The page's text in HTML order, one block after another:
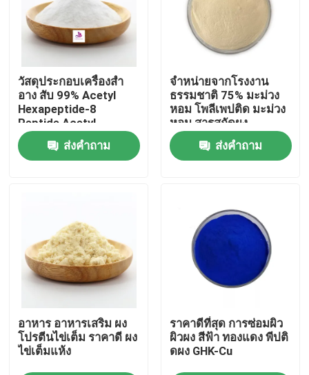
สินค้า
เกี่ยวกับเรา
ทัวร์โรงงาน
ติดต่อเรา
ข่าว
ขอใบเสนอราคา
วัสดุประกอบเครื่องสํา
อาง สับ 99% Acetyl
Hexapeptide-8
Peptide Acetyl
Hexapeptide 8
ส่งคำถาม
จําหน่ายจากโรงงาน
ธรรมชาติ 75% มะม่วง
หอม โพลีเพปติด มะม่วง
หอม สารสกัดผง
ส่งคำถาม
อาหาร อาหารเสริม ผง
โปรตีนไข่เต็ม ราคาดี ผง
ไข่เต็มแห้ง
ราคาดีที่สุด การซ่อมผิว
ผิวผง สีฟ้า ทองแดง พีปติ
ดผง GHK-Cu